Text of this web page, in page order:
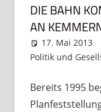
DIE BAHN
AN
17. Mai 2013
Politik und
Bereits 1995